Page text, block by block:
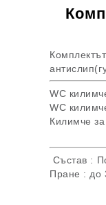
WC
WC
Килимче
Състав :
Пране : до